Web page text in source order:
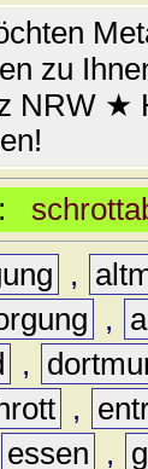
zu
NRW ★
,
,
,
,
essen ,